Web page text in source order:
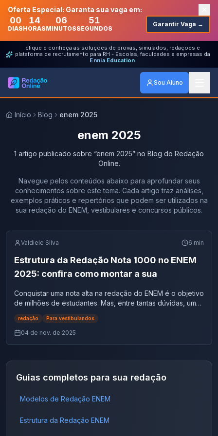
Oferta Especial: Garanta sua vaga em:
00
DIAS
14
HORAS
06
MINUTOS
51
SEGUNDOS
Garantir Vaga →
clique e conheça as soluções de provas, simulados, redações e
plataforma de recrutamento para RH - Escolas, faculdades e empresas da
Ennia Education
Sou Aluno
Início Blog enem 2025
enem 2025
1 artigo publicado sobre “enem 2025” no Blog do Redação
Online.
Navegue pelos conteúdos abaixo para aprofundar seus
conhecimentos sobre este tema. Cada artigo traz análises,
exemplos práticos e repertórios que podem ser utilizados na
sua redação do ENEM, vestibulares e concursos públicos.
Valdiele Silva 6 min
Estrutura da Redação Nota 1000 no ENEM
2025: confira como montar a sua
Conquistar uma nota alta na redação do ENEM é o objetivo
de milhões de estudantes. Mas, entre tantas dúvidas, uma
sempre se repete: qual é a estrutura ideal para alcançar a
nota 1000? Entender como montar cada parágrafo, o que
os avaliadores esperam e quais estratégias funcionam é o
completo, você vai aprender: Prepare-se: este é o
clareza, coerência e argumentação consistente,
estrutura de uma redação nota 1000? A estrutura da
argumentativo, composto por quatro partes: introdução,
redação Para vestibulandos
04 de nov. de 2025
Guias completos para sua redação
Modelos de Redação ENEM
Estrutura da Redação ENEM